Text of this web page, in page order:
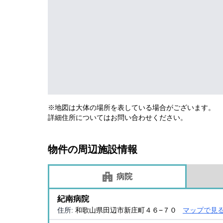
※地図は大体の場所を表している場合がございます。
詳細住所についてはお問い合わせください。
物件の周辺施設情報
病院
紀南病院
住所: 和歌山県田辺市新庄町４６−７０ マップで見る